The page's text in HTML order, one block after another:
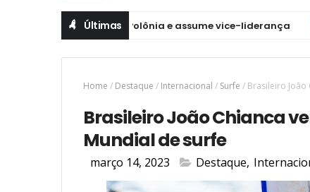
Últimas
Brasil vence Polônia e assume vice-liderança
Home / Destaque / Internacional / Surfe / Brasileiro João
Brasileiro João Chianca
Mundial de surfe
março 14, 2023 Destaque,